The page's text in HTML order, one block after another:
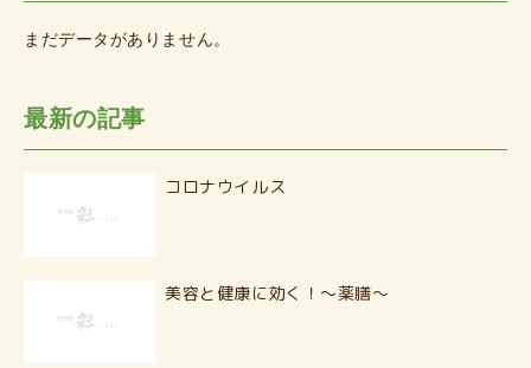
まだデータがありません。
最新の記事
コロナウイルス
美容と健康に効く！〜薬膳〜